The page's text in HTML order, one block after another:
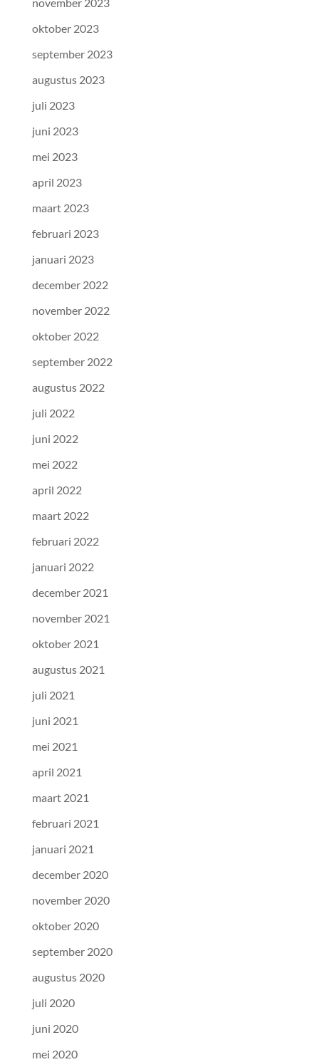
oktober 2023
september 2023
augustus 2023
juli 2023
juni 2023
mei 2023
april 2023
maart 2023
februari 2023
januari 2023
december 2022
november 2022
oktober 2022
september 2022
augustus 2022
juli 2022
juni 2022
mei 2022
april 2022
maart 2022
februari 2022
januari 2022
december 2021
november 2021
oktober 2021
augustus 2021
juli 2021
juni 2021
mei 2021
april 2021
maart 2021
februari 2021
januari 2021
december 2020
november 2020
oktober 2020
september 2020
augustus 2020
juli 2020
juni 2020
mei 2020